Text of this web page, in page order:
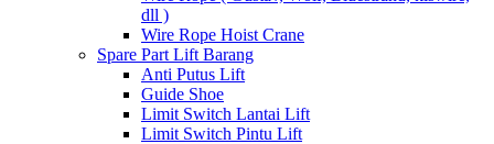
dll )
Wire Rope Hoist Crane
Spare Part Lift Barang
Anti Putus Lift
Guide Shoe
Limit Switch Lantai Lift
Limit Switch Pintu Lift